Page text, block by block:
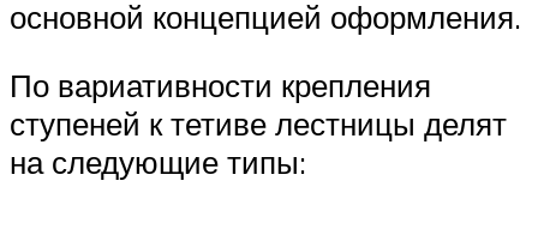
основной концепцией оформления.
По вариативности крепления
ступеней к тетиве лестницы делят
на следующие типы: